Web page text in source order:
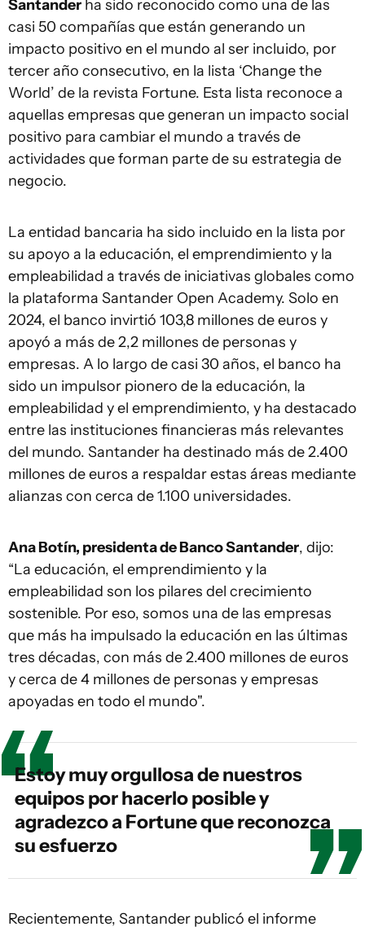
Santander ha sido reconocido como una de las
casi 50 compañías que están generando un
impacto positivo en el mundo al ser incluido, por
tercer año consecutivo, en la lista ‘Change the
World’ de la revista Fortune. Esta lista reconoce a
aquellas empresas que generan un impacto social
positivo para cambiar el mundo a través de
actividades que forman parte de su estrategia de
negocio.
La entidad bancaria ha sido incluido en la lista por
su apoyo a la educación, el emprendimiento y la
empleabilidad a través de iniciativas globales como
la plataforma Santander Open Academy. Solo en
2024, el banco invirtió 103,8 millones de euros y
apoyó a más de 2,2 millones de personas y
empresas. A lo largo de casi 30 años, el banco ha
sido un impulsor pionero de la educación, la
empleabilidad y el emprendimiento, y ha destacado
entre las instituciones financieras más relevantes
del mundo. Santander ha destinado más de 2.400
millones de euros a respaldar estas áreas mediante
alianzas con cerca de 1.100 universidades.
Ana Botín, presidenta de Banco Santander, dijo:
“La educación, el emprendimiento y la
empleabilidad son los pilares del crecimiento
sostenible. Por eso, somos una de las empresas
que más ha impulsado la educación en las últimas
tres décadas, con más de 2.400 millones de euros
y cerca de 4 millones de personas y empresas
apoyadas en todo el mundo".
Estoy muy orgullosa de nuestros
equipos por hacerlo posible y
agradezco a Fortune que reconozca
su esfuerzo
Recientemente, Santander publicó el informe